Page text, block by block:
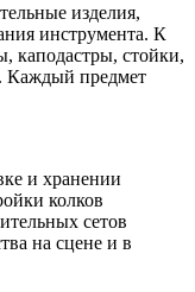
изделия,
инструмента. К
каподастры, стойки,
Каждый предмет
и хранении
колков
сетов
на сцене и в